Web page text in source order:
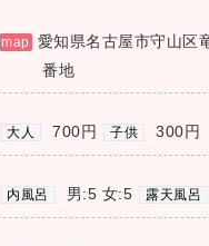
map
愛知県名古屋市守山区
番地
大人 700円 子供 300円
内風呂 男:5 女:5 露天風呂